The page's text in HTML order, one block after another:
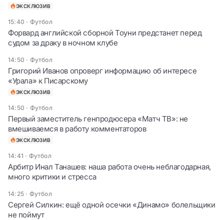
ЭКСКЛЮЗИВ
15:40 · Футбол
Форвард английской сборной Тоуни предстанет перед
судом за драку в ночном клубе
14:50 · Футбол
Григорий Иванов опроверг информацию об интересе
«Урала» к Писарскому
ЭКСКЛЮЗИВ
14:50 · Футбол
Первый заместитель генпродюсера «Матч ТВ»: не
вмешиваемся в работу комментаторов
ЭКСКЛЮЗИВ
14:41 · Футбол
Арбитр Инал Танашев: наша работа очень неблагодарная,
много критики и стресса
14:25 · Футбол
Сергей Силкин: ещё одной осечки «Динамо» болельщики
не поймут